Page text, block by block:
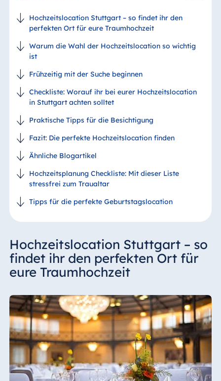
Hochzeitslocation Stuttgart – so findet ihr den
perfekten Ort für eure Traumhochzeit
Warum die Wahl der Hochzeitslocation so wichtig
ist
Frühzeitig mit der Suche beginnen
Checkliste: Worauf ihr bei eurer Hochzeitslocation
in Stuttgart achten solltet
Praktische Tipps für die Besichtigung
Fazit: Die perfekte Hochzeitslocation finden
Ähnliche Blogartikel
Hochzeitsplanung Checkliste: Mit dieser Liste
stressfrei zum Traualtar
Tipps für die perfekte Geburtstagslocation
Hochzeitslocation Stuttgart – so
findet ihr den perfekten Ort für
eure Traumhochzeit